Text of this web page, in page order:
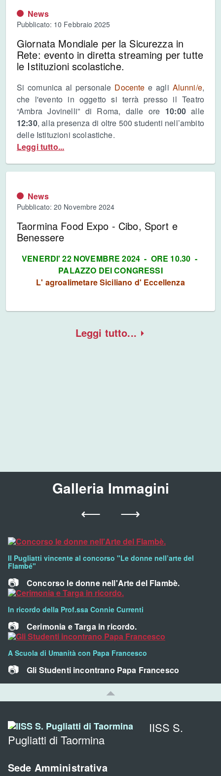
News
Pubblicato: 10 Febbraio 2025
Giornata Mondiale per la Sicurezza in
Rete: evento in diretta streaming per tutte
le Istituzioni scolastiche.
Si comunica al personale Docente e agli Alunni/e,
che l'evento in oggetto si terrà presso il Teatro
“Ambra Jovinelli” di Roma, dalle ore 10:00alle
12:30, alla presenza di oltre 500 studenti nell’ambito
delle Istituzioni scolastiche.
Leggi tutto...
News
Pubblicato: 20 Novembre 2024
Taormina Food Expo - Cibo, Sport e
Benessere
VENERDI' 22 NOVEMBRE 2024 - ORE 10.30 -
PALAZZO DEI CONGRESSI
L' agroalimetare Siciliano d' Eccellenza
Leggi tutto...
Galleria Immagini
Vai
slide
precedente
Vai
slide
successiva
possibile
slide
utilizzando
i
freccia
Il Pugliatti vincente al concorso "Le donne nell’arte del
Flambé"
Concorso le donne nell'Arte del Flambè.
In ricordo della Prof.ssa Connie Currenti
Cerimonia e Targa in ricordo.
A Scuola di Umanità con Papa Francesco
Gli Studenti incontrano Papa Francesco
IISS S.
Pugliatti di Taormina
Sede Amministrativa